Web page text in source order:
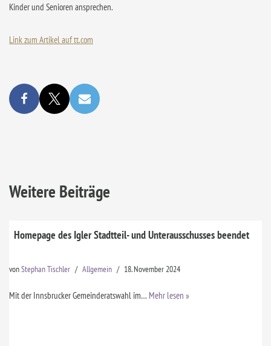
Kinder und Senioren ansprechen.
Link zum Artikel auf tt.com
Weitere Beiträge
Homepage des Igler Stadtteil- und Unterausschusses beendet
vonStephan Tischler Allgemein 18. November 2024
Mit der Innsbrucker Gemeinderatswahl im… Mehr lesen »